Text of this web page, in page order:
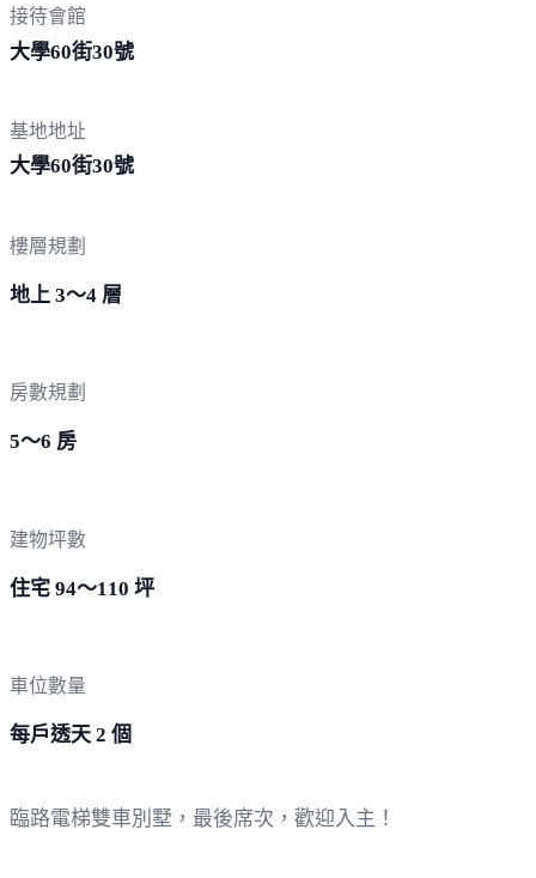
接待會館
大學60街30號
基地地址
大學60街30號
樓層規劃
地上 3～4 層
房數規劃
5～6 房
建物坪數
住宅 94～110 坪
車位數量
每戶透天 2 個
臨路電梯雙車別墅，最後席次，歡迎入主！